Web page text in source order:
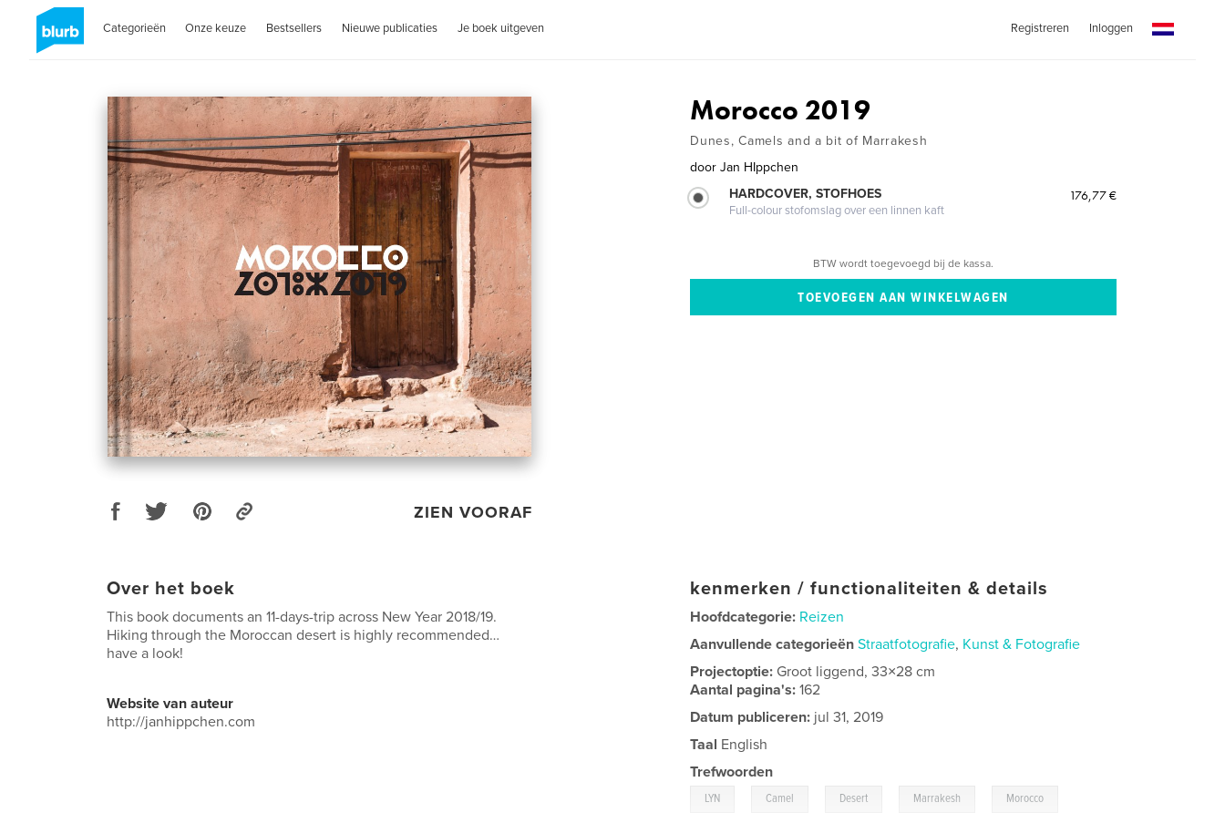
Categorieën Onze keuze Bestsellers Nieuwe publicaties Je boek uitgeven Registreren Inloggen
ZIEN VOORAF
Morocco 2019
Dunes, Camels and a bit of Marrakesh
door Jan HIppchen
HARDCOVER, STOFHOES
Full-colour stofomslag over een linnen kaft
176,77 €
BTW wordt toegevoegd bij de kassa.
Over het boek
This book documents an 11-days-trip across New Year 2018/19.
Hiking through the Moroccan desert is highly recommended…
have a look!
Website van auteur
http://janhippchen.com
kenmerken / functionaliteiten & details
Hoofdcategorie: Reizen
Aanvullende categorieën Straatfotografie, Kunst & Fotografie
Projectoptie: Groot liggend, 33×28 cm
Aantal pagina's:162
Datum publiceren: jul 31, 2019
Taal English
Trefwoorden
LYN Camel Desert Marrakesh Morocco